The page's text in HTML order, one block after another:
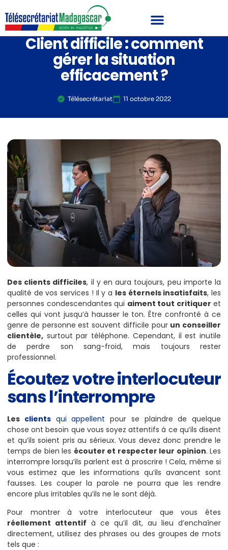
Client difficile : comment
gérer la situation
efficacement ?
Télésecrétariat 11 octobre 2022
Des clients difficiles, il y en aura toujours, peu importe la
qualité de vos services ! Il y a les éternels insatisfaits, les
personnes condescendantes qui aiment tout critiquer et
celles qui vont jusqu’à hausser le ton. Être confronté à ce
genre de personne est souvent difficile pour un conseiller
clientèle, surtout par téléphone. Cependant, il est inutile
de perdre son sang-froid, mais toujours rester
professionnel.
Écoutez votre interlocuteur
sans l’interrompre
Les clientsqui appellent pour se plaindre de quelque
chose ont besoin que vous soyez attentifs à ce qu’ils disent
et qu’ils soient pris au sérieux. Vous devez donc prendre le
temps de bien les écouter et respecter leur opinion. Les
interrompre lorsqu’ils parlent est à proscrire ! Cela, même si
vous estimez que les informations qu’ils avancent sont
fausses. Les couper la parole ne pourra que les rendre
encore plus irritables qu’ils ne le sont déjà.
Pour montrer à votre interlocuteur que vous êtes
réellement attentif à ce qu’il dit, au lieu d’enchaîner
directement, utilisez des phrases ou des groupes de mots
tels que :